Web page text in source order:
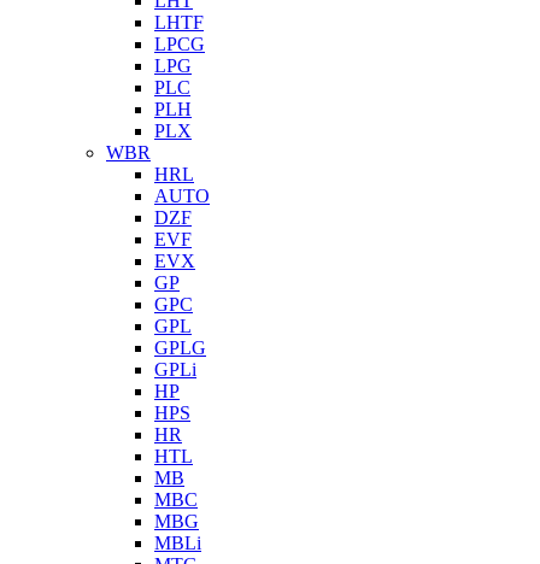
LHTF
LPCG
LPG
PLC
PLH
PLX
WBR
HRL
AUTO
DZF
EVF
EVX
GP
GPC
GPL
GPLG
GPLi
HP
HPS
HR
HTL
MB
MBC
MBG
MBLi